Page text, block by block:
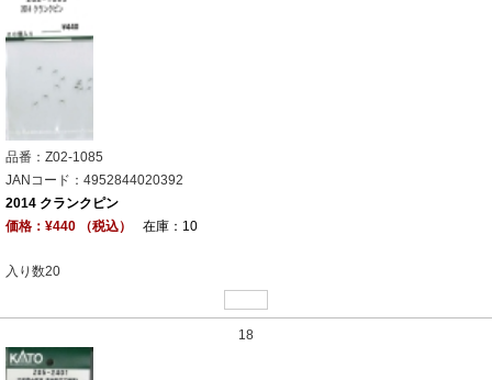
品番：Z02-1085
JANコード：4952844020392
2014 クランクピン
価格：¥440 （税込）
在庫：10
入り数20
18